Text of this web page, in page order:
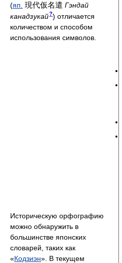
(яп. 現代仮名遣 Гэндай
канадзукай?) отличается
количеством и способом
использования символов.
Историческую орфографию
можно обнаружить в
большинстве японских
словарей, таких как
«Кодзиэн». В текущем